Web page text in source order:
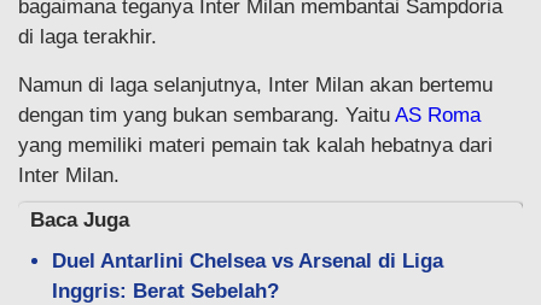
bagaimana teganya Inter Milan membantai Sampdoria
di laga terakhir.
Namun di laga selanjutnya, Inter Milan akan bertemu
dengan tim yang bukan sembarang. Yaitu AS Roma
yang memiliki materi pemain tak kalah hebatnya dari
Inter Milan.
Baca Juga
Duel Antarlini Chelsea vs Arsenal di Liga
Inggris: Berat Sebelah?